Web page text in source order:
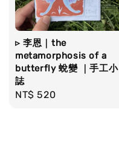
▹ 李恩｜the
metamorphosis of a
butterfly 蛻變 ｜手工小
誌
Regular
NT$ 520